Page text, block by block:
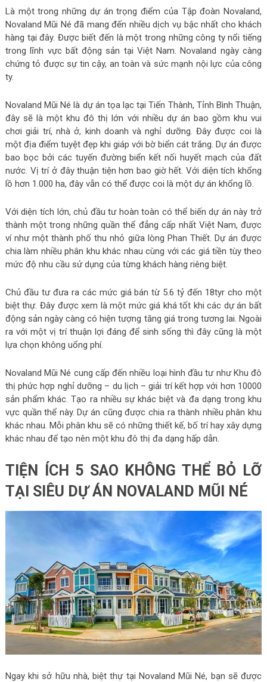
Là một trong những dự án trọng điểm của Tập đoàn Novaland,
Novaland Mũi Né đã mang đến nhiều dịch vụ bậc nhất cho khách
hàng tại đây. Được biết đến là một trong những công ty nổi tiếng
trong lĩnh vực bất động sản tại Việt Nam. Novaland ngày càng
chứng tỏ được sự tin cậy, an toàn và sức mạnh nội lực của công
ty.
Novaland Mũi Né là dự án tọa lạc tại Tiến Thành, Tỉnh Bình Thuận,
đây sẽ là một khu đô thị lớn với nhiều dự án bao gồm khu vui
chơi giải trí, nhà ở, kinh doanh và nghỉ dưỡng. Đây được coi là
một địa điểm tuyệt đẹp khi giáp với bờ biển cát trắng. Dự án được
bao bọc bởi các tuyến đường biển kết nối huyết mạch của đất
nước. Vị trí ở đây thuận tiện hơn bao giờ hết. Với diện tích khổng
lồ hơn 1.000 ha, đây vẫn có thể được coi là một dự án khổng lồ.
Với diện tích lớn, chủ đầu tư hoàn toàn có thể biến dự án này trở
thành một trong những quần thể đẳng cấp nhất Việt Nam, được
ví như một thành phố thu nhỏ giữa lòng Phan Thiết. Dự án được
chia làm nhiều phân khu khác nhau cùng với các giá tiền tùy theo
mức độ nhu cầu sử dụng của từng khách hàng riêng biệt.
Chủ đầu tư đưa ra các mức giá bán từ 5.6 tỷ đến 18tyr cho một
biệt thự. Đây được xem là một mức giá khá tốt khi các dự án bất
động sản ngày càng có hiện tượng tăng giá trong tương lai. Ngoài
ra với một vị trí thuận lợi đáng để sinh sống thì đây cũng là một
lựa chọn không uổng phí.
Novaland Mũi Né cung cấp đến nhiều loại hình đầu tư như Khu đô
thị phức hợp nghỉ dưỡng – du lịch – giải trí kết hợp với hơn 10000
sản phẩm khác. Tạo ra nhiều sự khác biệt và đa dạng trong khu
vực quần thể này. Dự án cũng được chia ra thành nhiều phân khu
khác nhau. Mỗi phân khu sẽ có những thiết kế, bố trí hay xây dựng
khác nhau để tạo nên một khu đô thị đa dạng hấp dẫn.
TIỆN ÍCH 5 SAO KHÔNG THỂ BỎ LỠ
TẠI SIÊU DỰ ÁN NOVALAND MŨI NÉ
Ngay khi sở hữu nhà, biệt thự tại Novaland Mũi Né, bạn sẽ được